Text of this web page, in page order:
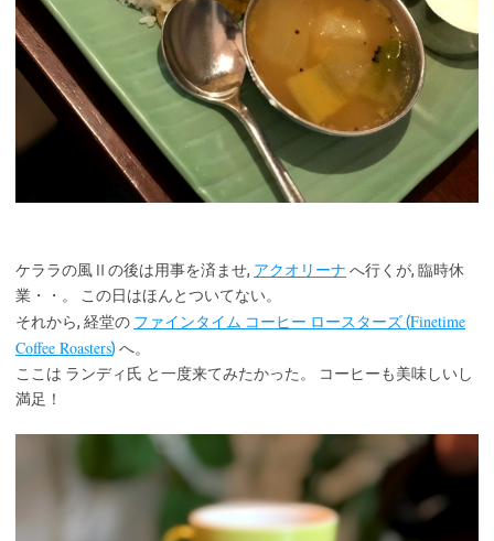
ケララの風Ⅱの後は用事を済ませ, アクオリーナ へ行くが, 臨時休
業・・。 この日はほんとついてない。
それから, 経堂の ファインタイム コーヒー ロースターズ (Finetime
Coffee Roasters) へ。
ここは ランディ氏 と一度来てみたかった。 コーヒーも美味しいし
満足！